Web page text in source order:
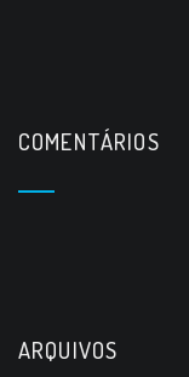
COMENTÁRIOS
ARQUIVOS